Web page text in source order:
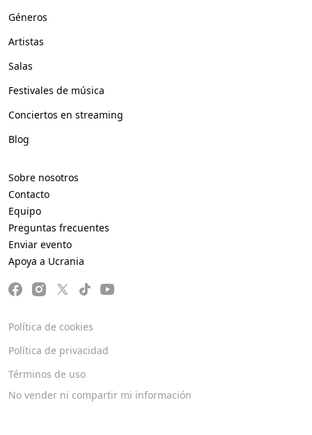
Géneros
Artistas
Salas
Festivales de música
Conciertos en streaming
Blog
Sobre nosotros
Contacto
Equipo
Preguntas frecuentes
Enviar evento
Apoya a Ucrania
Política de cookies
Política de privacidad
Términos de uso
No vender ni compartir mi información